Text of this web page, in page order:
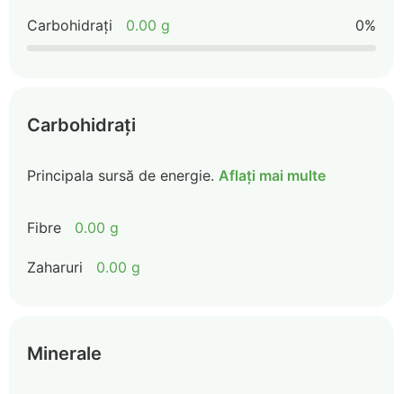
Carbohidrați 0.00 g 0%
Carbohidrați
Principala sursă de energie. Aflați mai multe
Fibre 0.00 g
Zaharuri 0.00 g
Minerale